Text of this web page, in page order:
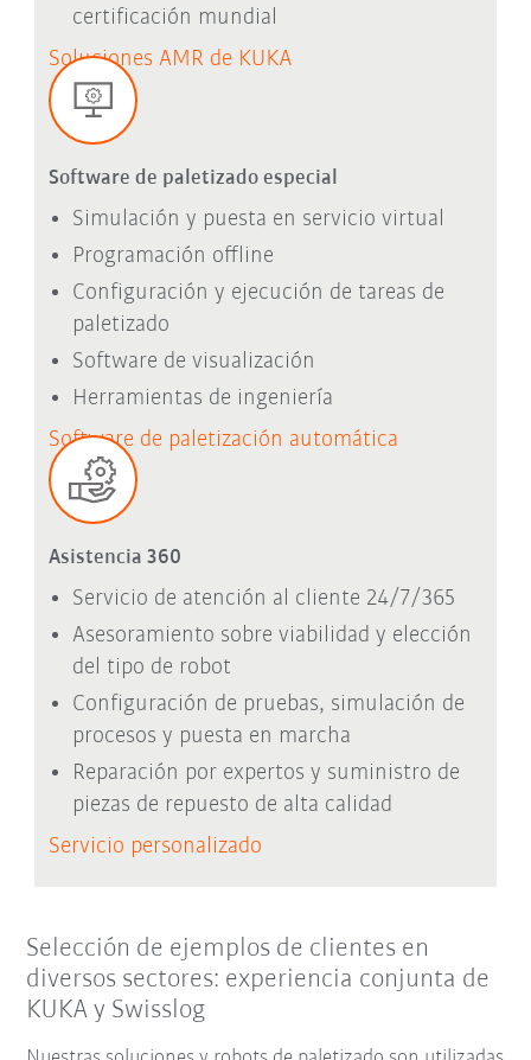
certificación mundial
Soluciones AMR de KUKA
Software de paletizado especial
Simulación y puesta en servicio virtual
Programación offline
Configuración y ejecución de tareas de
paletizado
Software de visualización
Herramientas de ingeniería
Software de paletización automática
Asistencia 360
Servicio de atención al cliente 24/7/365
Asesoramiento sobre viabilidad y elección
del tipo de robot
Configuración de pruebas, simulación de
procesos y puesta en marcha
Reparación por expertos y suministro de
piezas de repuesto de alta calidad
Servicio personalizado
Selección de ejemplos de clientes en
diversos sectores: experiencia conjunta de
KUKA y Swisslog